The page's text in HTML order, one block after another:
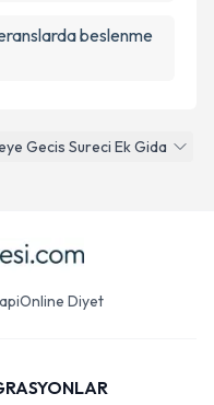
Gecis Sureci Ek Gida
beslenme
Online Diyet